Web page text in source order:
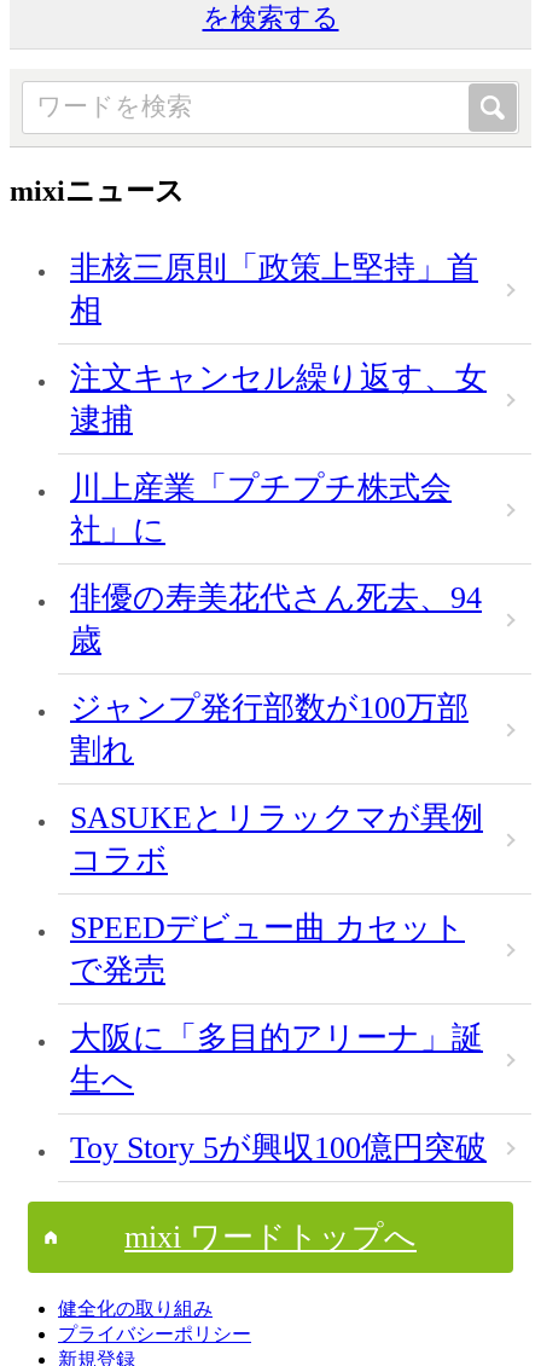
を検索する
mixiニュース
非核三原則「政策上堅持」首
相
注文キャンセル繰り返す、女
逮捕
川上産業「プチプチ株式会
社」に
俳優の寿美花代さん死去、94
歳
ジャンプ発行部数が100万部
割れ
SASUKEとリラックマが異例
コラボ
SPEEDデビュー曲 カセット
で発売
大阪に「多目的アリーナ」誕
生へ
Toy Story 5が興収100億円突破
mixi ワードトップへ
健全化の取り組み
プライバシーポリシー
新規登録